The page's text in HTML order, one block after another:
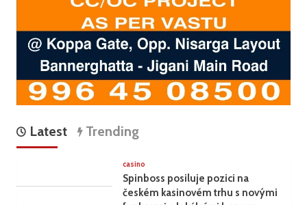
Latest Trending
casino
Spinboss posiluje pozici na
českém kasinovém trhu s novými